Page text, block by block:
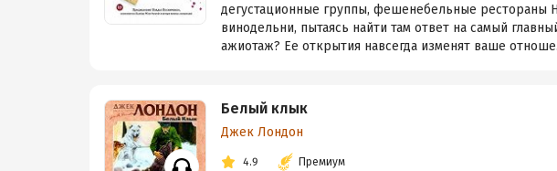
дегустационные группы, фешенебельные рестораны
винодельни, пытаясь найти там ответ на самый
ажиотаж? Ее открытия навсегда изменят ваше
Белый клык
Джек Лондон
4.9 Премиум